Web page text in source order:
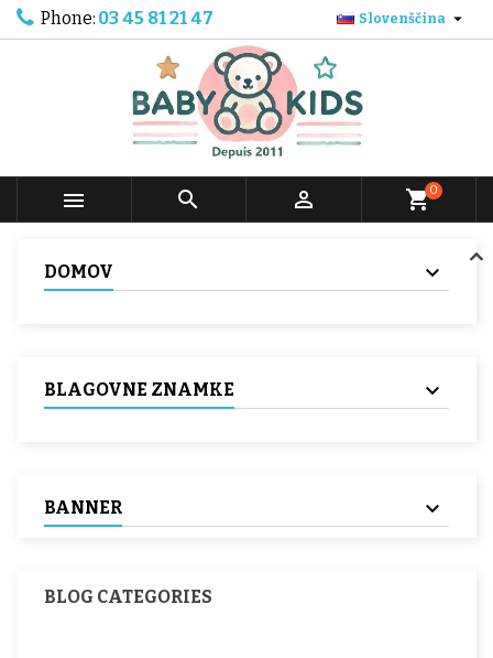
Phone: 03 45 81 21 47 Slovenščina 
   shopping_cart0
DOMOV
BLAGOVNE ZNAMKE
BANNER
BLOG CATEGORIES